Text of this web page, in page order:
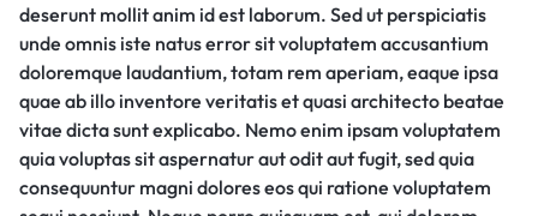
deserunt mollit anim id est laborum. Sed ut perspiciatis
unde omnis iste natus error sit voluptatem accusantium
doloremque laudantium, totam rem aperiam, eaque ipsa
quae ab illo inventore veritatis et quasi architecto beatae
vitae dicta sunt explicabo. Nemo enim ipsam voluptatem
quia voluptas sit aspernatur aut odit aut fugit, sed quia
consequuntur magni dolores eos qui ratione voluptatem